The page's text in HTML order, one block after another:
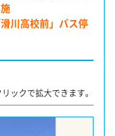
川高校前」バス停
ックで拡大できます。